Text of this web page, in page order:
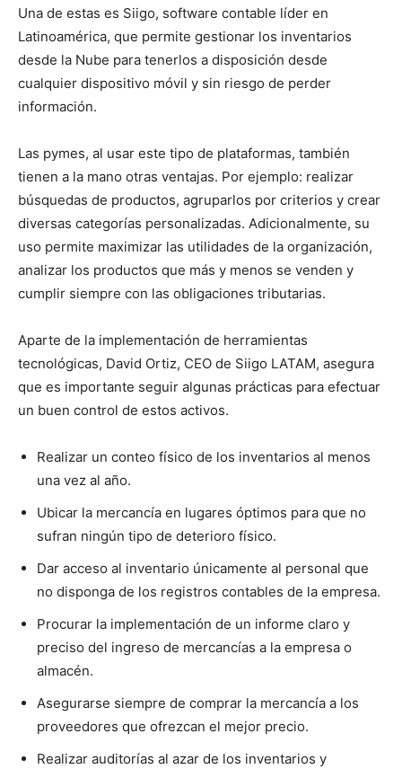
Una de estas es Siigo, software contable líder en
Latinoamérica, que permite gestionar los inventarios
desde la Nube para tenerlos a disposición desde
cualquier dispositivo móvil y sin riesgo de perder
información.
Las pymes, al usar este tipo de plataformas, también
tienen a la mano otras ventajas. Por ejemplo: realizar
búsquedas de productos, agruparlos por criterios y crear
diversas categorías personalizadas. Adicionalmente, su
uso permite maximizar las utilidades de la organización,
analizar los productos que más y menos se venden y
cumplir siempre con las obligaciones tributarias.
Aparte de la implementación de herramientas
tecnológicas, David Ortiz, CEO de Siigo LATAM, asegura
que es importante seguir algunas prácticas para efectuar
un buen control de estos activos.
Realizar un conteo físico de los inventarios al menos
una vez al año.
Ubicar la mercancía en lugares óptimos para que no
sufran ningún tipo de deterioro físico.
Dar acceso al inventario únicamente al personal que
no disponga de los registros contables de la empresa.
Procurar la implementación de un informe claro y
preciso del ingreso de mercancías a la empresa o
almacén.
Asegurarse siempre de comprar la mercancía a los
proveedores que ofrezcan el mejor precio.
Realizar auditorías al azar de los inventarios y